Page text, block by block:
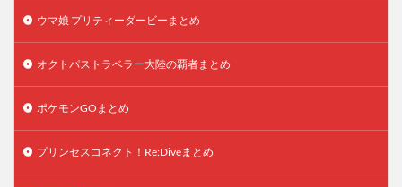
ウマ娘 プリティーダービーまとめ
オクトパストラベラー大陸の覇者まとめ
ポケモンGOまとめ
プリンセスコネクト！Re:Diveまとめ